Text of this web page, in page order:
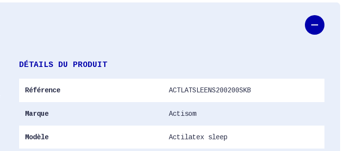
DÉTAILS DU PRODUIT
Référence ACTLATSLEENS200200SKB
Marque Actisom
Modèle Actilatex sleep